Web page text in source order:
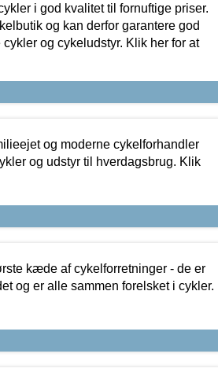
i god kvalitet til fornuftige priser.
og kan derfor garantere god
og cykeludstyr. Klik her for at
og moderne cykelforhandler
og udstyr til hverdagsbrug. Klik
kæde af cykelforretninger - de er
og er alle sammen forelsket i cykler.